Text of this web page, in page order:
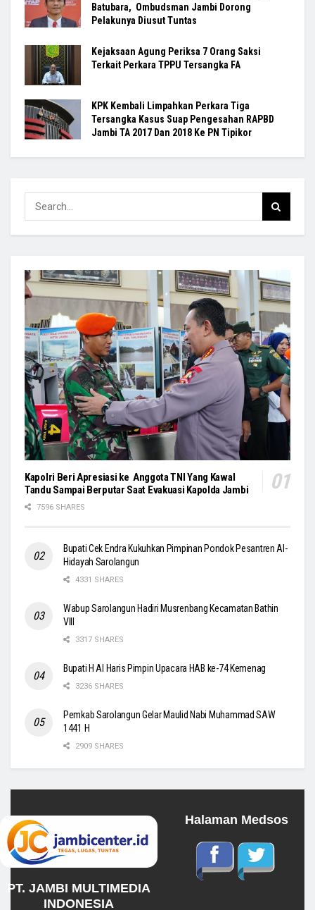
Batubara, Ombudsman Jambi Dorong
Pelakunya Diusut Tuntas
Kejaksaan Agung Periksa 7 Orang Saksi
Terkait Perkara TPPU Tersangka FA
KPK Kembali Limpahkan Perkara Tiga
Tersangka Kasus Suap Pengesahan RAPBD
Jambi TA 2017 Dan 2018 Ke PN Tipikor
Kapolri Beri Apresiasi ke Anggota TNI Yang Kawal
Tandu Sampai Berputar Saat Evakuasi Kapolda Jambi
7596 SHARES
Bupati Cek Endra Kukuhkan Pimpinan Pondok Pesantren Al-
Hidayah Sarolangun
4331 SHARES
Wabup Sarolangun Hadiri Musrenbang Kecamatan Bathin
VIII
3317 SHARES
Bupati H Al Haris Pimpin Upacara HAB ke-74 Kemenag
3236 SHARES
Pemkab Sarolangun Gelar Maulid Nabi Muhammad SAW
1441 H
2909 SHARES
PT. JAMBI MULTIMEDIA
INDONESIA
Halaman Medsos